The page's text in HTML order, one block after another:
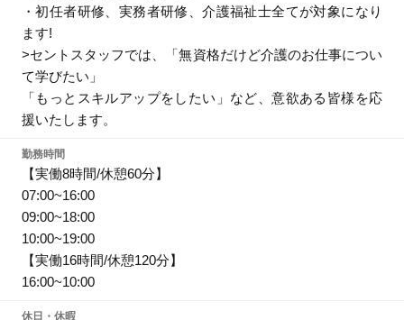
・初任者研修、実務者研修、介護福祉士全てが対象になり
ます!
>セントスタッフでは、「無資格だけど介護のお仕事につい
て学びたい」
「もっとスキルアップをしたい」など、意欲ある皆様を応
援いたします。
勤務時間
【実働8時間/休憩60分】
07:00~16:00
09:00~18:00
10:00~19:00
【実働16時間/休憩120分】
16:00~10:00
休日・休暇